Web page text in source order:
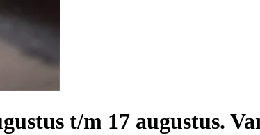
t/m 17 augustus.